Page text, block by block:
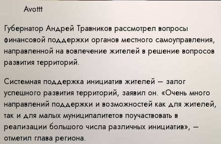
Avottt
Губернатор Андрей Травников рассмотрел вопросы
финансовой поддержки органов местного самоуправления,
направленной на вовлечение жителей в решение вопросов
развития территорий.
Системная поддержка инициатив жителей – залог
успешного развития территорий, заявил он. «Очень много
направлений поддержки и возможностей как для жителей,
так и для малых муниципалитетов поучаствовать в
реализации большого числа различных инициатив», –
отметил глава региона.